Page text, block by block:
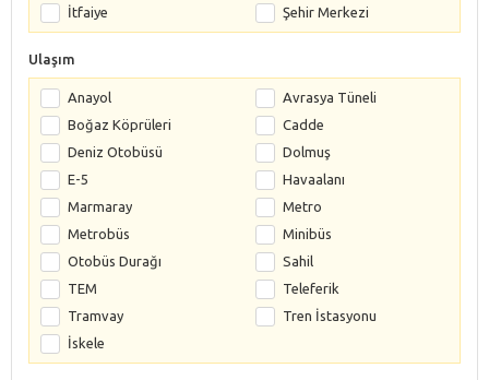
İtfaiye
Şehir Merkezi
Ulaşım
Anayol
Avrasya Tüneli
Boğaz Köprüleri
Cadde
Deniz Otobüsü
Dolmuş
E-5
Havaalanı
Marmaray
Metro
Metrobüs
Minibüs
Otobüs Durağı
Sahil
TEM
Teleferik
Tramvay
Tren İstasyonu
İskele